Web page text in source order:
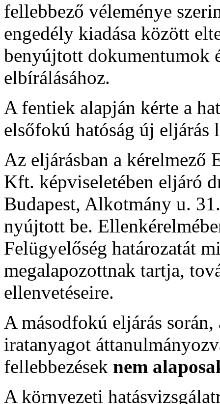
fellebbező véleménye
engedély kiadása között
benyújtott dokumentumok
elbírálásához.
A fentiek alapján kérte a
elsőfokú hatóság új eljárás
Az eljárásban a kérelmező
Kft. képviseletében eljáró
Budapest, Alkotmány u.
nyújtott be.
Felügyelőség határozatát
megalapozottnak tartja,
ellenvetéseire.
A másodfokú eljárás
iratanyagot
fellebbezések nem
A környezeti